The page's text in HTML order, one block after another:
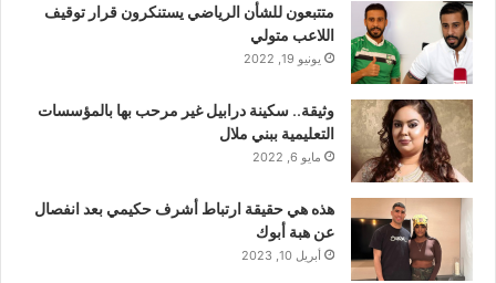
متتبعون للشأن الرياضي يستنكرون قرار توقيف
اللاعب متولي
يونيو 19, 2022
وثيقة.. سكينة درابيل غير مرحب بها بالمؤسسات
التعليمية ببني ملال
مايو 6, 2022
هذه هي حقيقة ارتباط أشرف حكيمي بعد انفصال
عن هبة أبوك
أبريل 10, 2023